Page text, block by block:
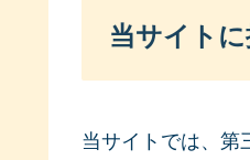
当サイト
当サイトでは、第